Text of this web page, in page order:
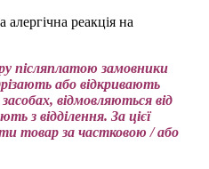
реакція на
післяплатою замовники
або відкривають
відмовляються від
з відділення. За цієї
товар за частковою / або